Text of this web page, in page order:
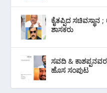
ಕೈತಪ್ಪಿದ
‌ಶಾಸಕರು
ಸವದಿ &
ಹೊಸ ಸಂಪುಟ